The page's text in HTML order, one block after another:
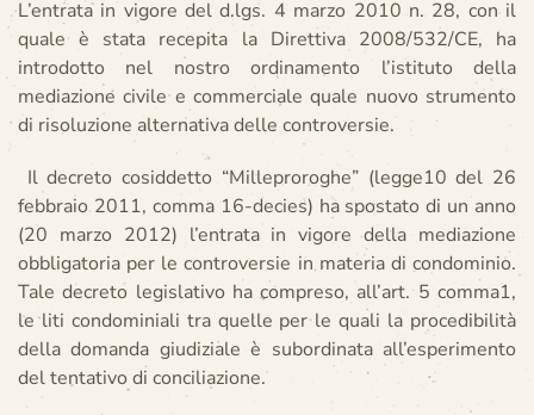
L’entrata in vigore del d.lgs. 4 marzo 2010 n. 28, con il
quale è stata recepita la Direttiva 2008/532/CE, ha
introdotto nel nostro ordinamento l’istituto della
mediazione civile e commerciale quale nuovo strumento
di risoluzione alternativa delle controversie.
Il decreto cosiddetto “Milleproroghe” (legge10 del 26
febbraio 2011, comma 16-decies) ha spostato di un anno
(20 marzo 2012) l’entrata in vigore della mediazione
obbligatoria per le controversie in materia di condominio.
Tale decreto legislativo ha compreso, all’art. 5 comma1,
le liti condominiali tra quelle per le quali la procedibilità
della domanda giudiziale è subordinata all’esperimento
del tentativo di conciliazione.